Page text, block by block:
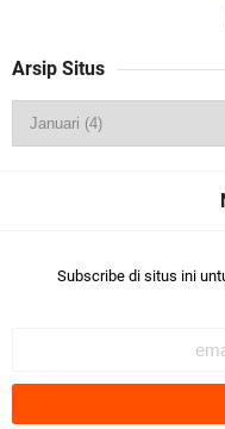
5 Cara Mendidik
Arsip Situs
Subscribe di situs ini